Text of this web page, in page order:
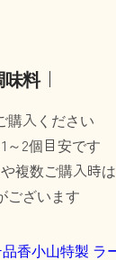
料｜
購入ください
～2個目安です
複数ご購入時は
ございます